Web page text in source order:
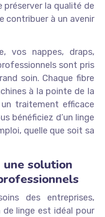
préserver la qualité de
contribuer à un avenir
vos nappes, draps,
sont pris
soin. Chaque fibre
à la pointe de la
traitement efficace
bénéficiez d’un linge
quelle que soit sa
solution
des entreprises,
linge est idéal pour